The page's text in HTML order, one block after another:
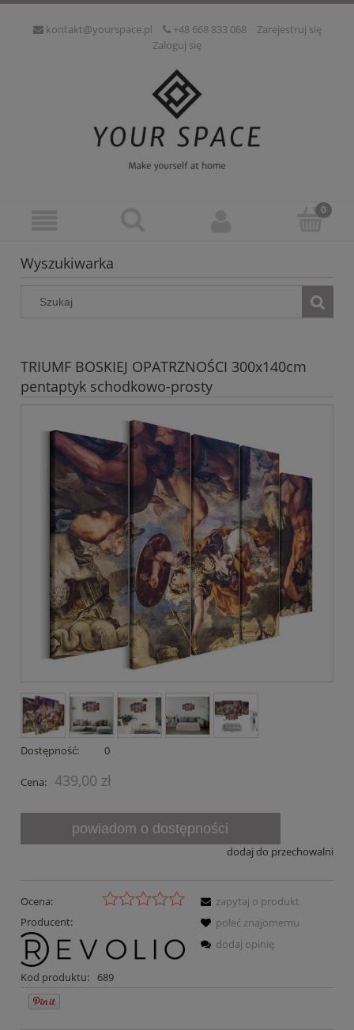
kontakt@yourspace.pl +48 668 833 068
Zarejestruj się
Zaloguj się
Wyszukiwarka
TRIUMF BOSKIEJ OPATRZNOŚCI 300x140cm
pentaptyk schodkowo-prosty
Dostępność: 0
Cena: 439,00 zł
powiadom o dostępności
dodaj do przechowalni
Ocena:
Producent:
Kod produktu: 689
zapytaj o produkt
poleć znajomemu
dodaj opinię